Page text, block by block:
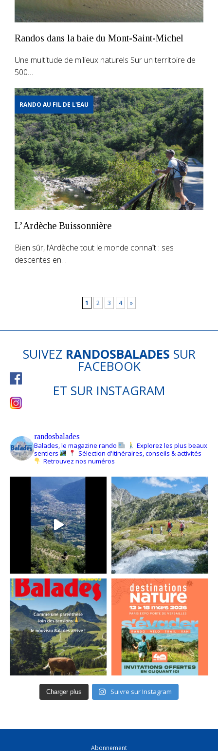
Randos dans la baie du Mont-Saint-Michel
Une multitude de milieux naturels Sur un territoire de
500…
RANDO AU FIL DE L'EAU
L’Ardèche Buissonnière
Bien sûr, l’Ardèche tout le monde connaît : ses
descentes en…
1 2 3 4 »
SUIVEZ RANDOSBALADES SUR
FACEBOOK
ET SUR INSTAGRAM
randosbalades
Balades, le magazine rando
Explorez les plus beaux
sentiers
Sélection d'itinéraires, conseils & activités
Retrouvez nos numéros
Charger plus Suivre sur Instagram
Abonnement